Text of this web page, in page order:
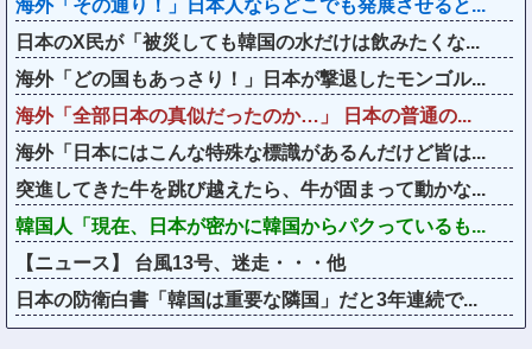
海外「その通り！」日本人ならどこでも発展させると...
日本のX民が「被災しても韓国の水だけは飲みたくな...
海外「どの国もあっさり！」日本が撃退したモンゴル...
海外「全部日本の真似だったのか…」 日本の普通の...
海外「日本にはこんな特殊な標識があるんだけど皆は...
突進してきた牛を跳び越えたら、牛が固まって動かな...
韓国人「現在、日本が密かに韓国からパクっているも...
【ニュース】 台風13号、迷走・・・他
日本の防衛白書「韓国は重要な隣国」だと3年連続で...